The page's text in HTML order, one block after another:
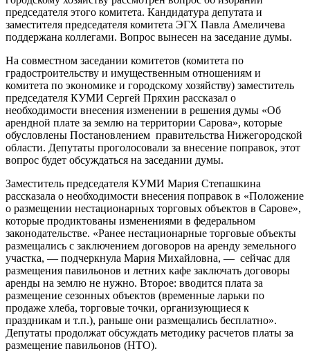
председателя этого комитета. Кандидатура депутата и
заместителя председателя комитета ЭГХ Павла Амеличева
поддержана коллегами. Вопрос вынесен на заседание думы.
На совместном заседании комитетов (комитета по
градостроительству и имущественным отношениям и
комитета по экономике и городскому хозяйству) заместитель
председателя КУМИ Сергей Пряхин рассказал о
необходимости внесения изменении в решения думы «Об
арендной плате за землю на территории Сарова», которые
обусловлены Постановлением правительства Нижегородской
области. Депутаты проголосовали за внесение поправок, этот
вопрос будет обсуждаться на заседании думы.
Заместитель председателя КУМИ Мария Степашкина
рассказала о необходимости внесения поправок в «Положение
о размещении нестационарных торговых объектов в Сарове»,
которые продиктованы изменениями в федеральном
законодательстве. «Ранее нестационарные торговые объекты
размещались с заключением договоров на аренду земельного
участка, — подчеркнула Мария Михайловна, — сейчас для
размещения павильонов и летних кафе заключать договоры
аренды на землю не нужно. Второе: вводится плата за
размещение сезонных объектов (временные ларьки по
продаже хлеба, торговые точки, организующиеся к
праздникам и т.п.), раньше они размещались бесплатно».
Депутаты продолжат обсуждать методику расчетов платы за
размещение павильонов (НТО).